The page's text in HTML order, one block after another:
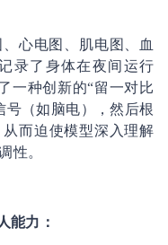
心电图、肌电图、血
录了身体在夜间运行
一种创新的“留一对比
号（如脑电），然后根
而迫使模型深入理解
性。
能力：